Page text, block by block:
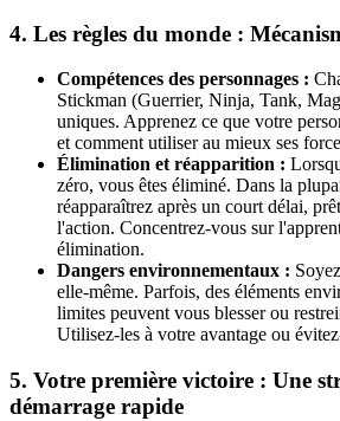
4. Les règles du monde :
Compétences des personnages :
Stickman (Guerrier, Ninja, Tank,
uniques. Apprenez ce que votre
et comment utiliser au mieux ses
Élimination et réapparition :
zéro, vous êtes éliminé. Dans la
réapparaîtrez après un court délai,
l'action. Concentrez-vous sur
élimination.
Dangers environnementaux :
elle-même. Parfois, des éléments
limites peuvent vous blesser ou
Utilisez-les à votre avantage ou
5. Votre première victoire : Une
démarrage rapide